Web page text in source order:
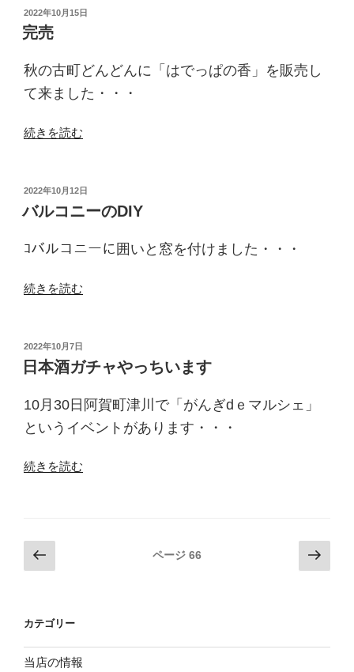
り
の
会
開
の
投
稿
日:
2022年10月15日
完売
秋の古町どんどんに「はでっぱの香」を販売し
て来ました・・・
“完
続きを読む
投
日:
2022年10月12日
バルコニーのDIY
ｺバルコニーに囲いと窓を付けました・・・
“バ
ニ
ー
DIY”
の
続きを読む
投
稿
日:
2022年10月7日
日本酒ガチャやっちいます
10月30日阿賀町津川で「がんぎdｅマルシェ」
というイベントがあります・・・
“日
チ
ャ
ち
ま
続きを読む
投
稿
ビ
ー
の
ジ
ページ 66
次
の
カテゴリー
当店の情報